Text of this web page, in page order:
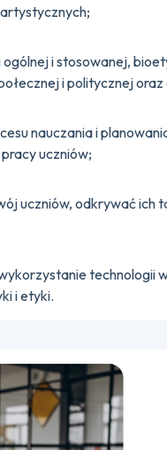
i stosowanej,
i politycznej
nauczania i
uczniów;
uczniów, odkrywać
technologii
i etyki.